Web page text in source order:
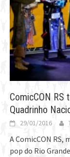
ComicCON RS
Quadrinho
29/01/2016
A ComicCON RS,
pop do Rio